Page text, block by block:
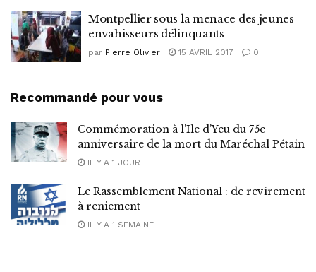
Montpellier sous la menace des jeunes
envahisseurs délinquants
par Pierre Olivier 15 AVRIL 2017 0
Recommandé pour vous
Commémoration à l’Ile d’Yeu du 75e
anniversaire de la mort du Maréchal Pétain
IL Y A 1 JOUR
Le Rassemblement National : de revirement
à reniement
IL Y A 1 SEMAINE